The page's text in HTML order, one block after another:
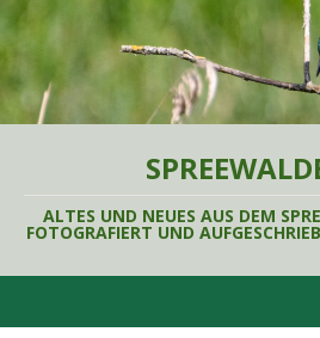
ALTES UND NEUES AUS DEM
FOTOGRAFIERT UND